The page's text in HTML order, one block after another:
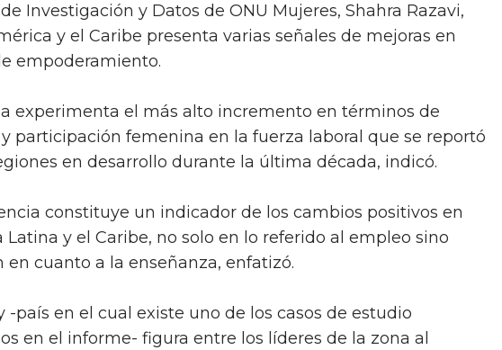
Investigación y Datos de ONU Mujeres, Shahra Razavi,
y el Caribe presenta varias señales de mejoras en
empoderamiento.
experimenta el más alto incremento en términos de
participación femenina en la fuerza laboral que se reportó
en desarrollo durante la última década, indicó.
constituye un indicador de los cambios positivos en
Latina y el Caribe, no solo en lo referido al empleo sino
en cuanto a la enseñanza, enfatizó.
-país en el cual existe uno de los casos de estudio
en el informe- figura entre los líderes de la zona al